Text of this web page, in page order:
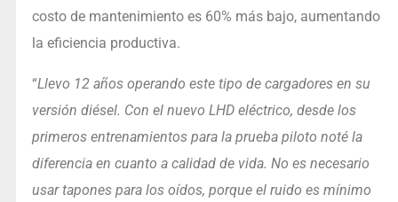
costo de mantenimiento es 60% más bajo, aumentando
la eficiencia productiva.
“Llevo 12 años operando este tipo de cargadores en su
versión diésel. Con el nuevo LHD eléctrico, desde los
primeros entrenamientos para la prueba piloto noté la
diferencia en cuanto a calidad de vida. No es necesario
usar tapones para los oídos, porque el ruido es mínimo